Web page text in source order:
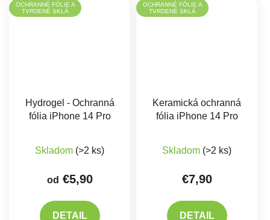
OCHRANNÉ FÓLIE A
TVRDENÉ SKLÁ
Hydrogel - Ochranná
fólia iPhone 14 Pro
Skladom (>2 ks)
od €5,90
DETAIL
OCHRANNÉ FÓLIE A
TVRDENÉ SKLÁ
Keramická ochranná
fólia iPhone 14 Pro
Skladom (>2 ks)
€7,90
DETAIL